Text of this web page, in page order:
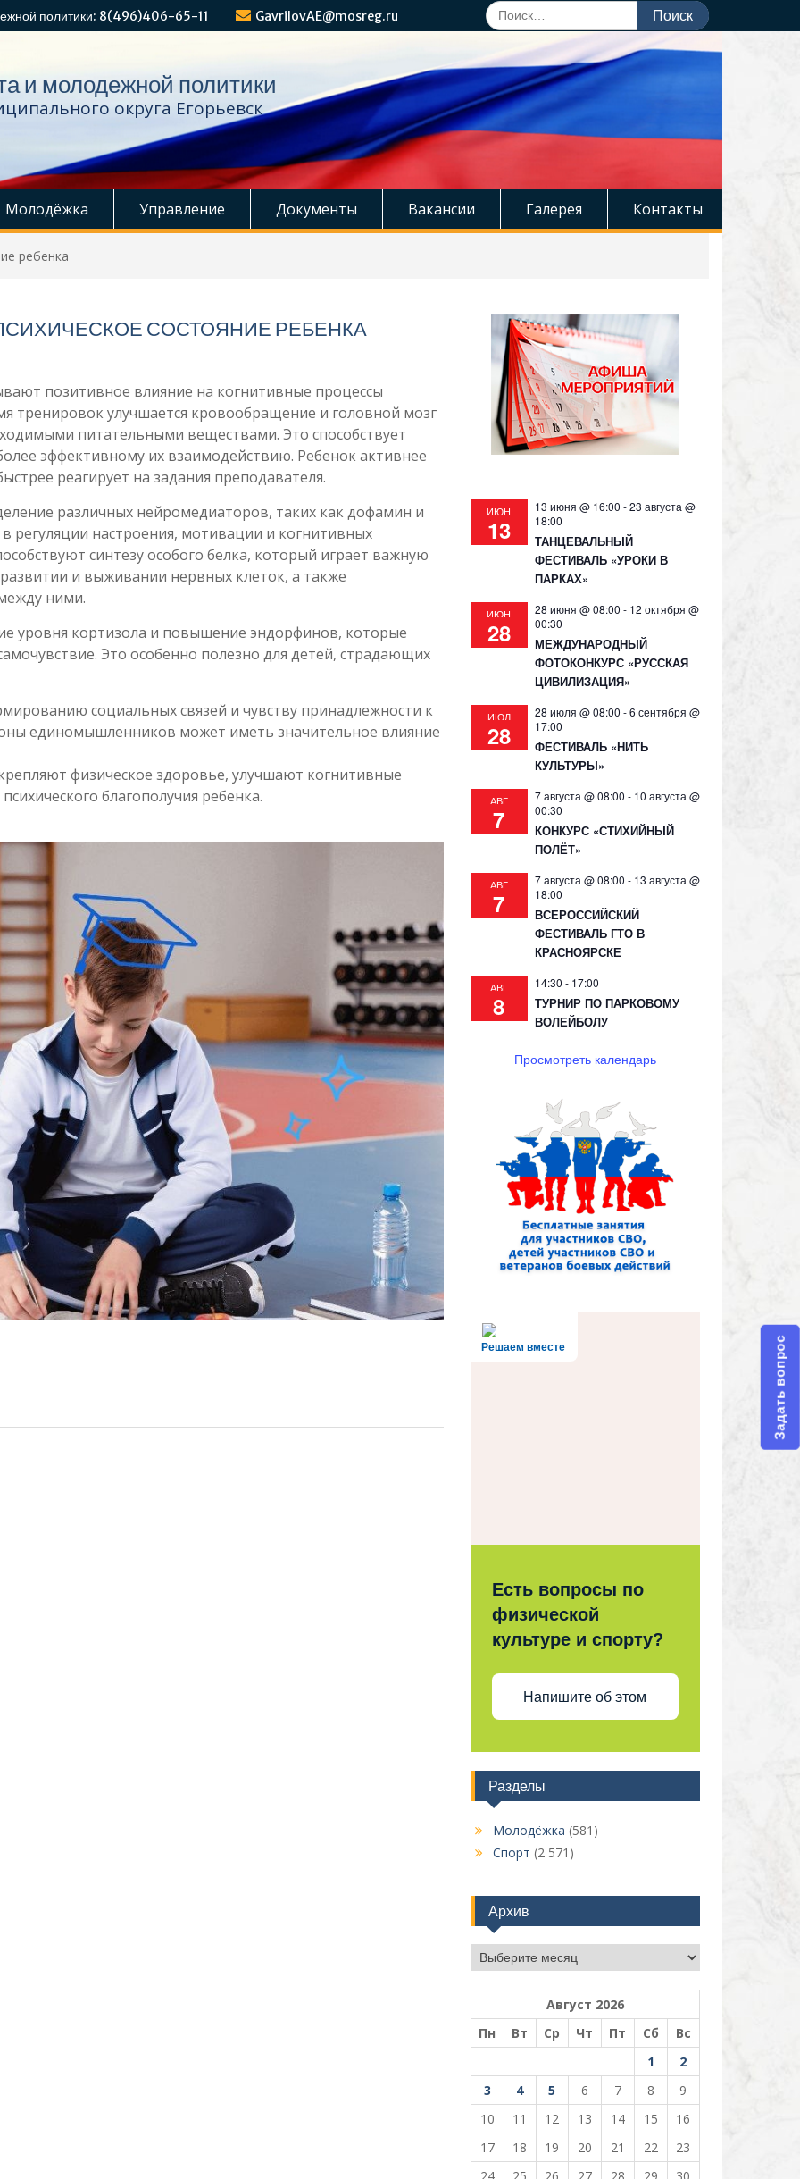
политики: 8(496)406-65-11 GavrilovAE@mosreg.ru
Поиск
по:
и молодежной политики
округа Егорьевск
Молодёжка Управление Документы Вакансии Галерея Контакты
ребенка
СОСТОЯНИЕ РЕБЕНКА
позитивное влияние на когнитивные процессы
улучшается кровообращение и головной мозг
питательными веществами. Это способствует
эффективному их взаимодействию. Ребенок активнее
реагирует на задания преподавателя.
различных нейромедиаторов, таких как дофамин и
настроения, мотивации и когнитивных
синтезу особого белка, который играет важную
и выживании нервных клеток, а также
ними.
уровня кортизола и повышение эндорфинов, которые
Это особенно полезно для детей, страдающих
социальных связей и чувству принадлежности к
единомышленников может иметь значительное влияние
физическое здоровье, улучшают когнитивные
благополучия ребенка.
ИЮН
13
13 июня @ 16:00 -23 августа @
18:00
ТАНЦЕВАЛЬНЫЙ
ФЕСТИВАЛЬ «УРОКИ В
ПАРКАХ»
ИЮН
28
28 июня @ 08:00 - 12 октября @
00:30
МЕЖДУНАРОДНЫЙ
ФОТОКОНКУРС «РУССКАЯ
ЦИВИЛИЗАЦИЯ»
ИЮЛ
28
28 июля @ 08:00 -6 сентября @
17:00
ФЕСТИВАЛЬ «НИТЬ
КУЛЬТУРЫ»
АВГ
7
7 августа @ 08:00 - 10 августа @
00:30
КОНКУРС «СТИХИЙНЫЙ
ПОЛЁТ»
АВГ
7
7 августа @ 08:00 - 13 августа @
18:00
ВСЕРОССИЙСКИЙ
ФЕСТИВАЛЬ ГТО В
КРАСНОЯРСКЕ
АВГ
8
14:30 - 17:00
ТУРНИР ПО ПАРКОВОМУ
ВОЛЕЙБОЛУ
Просмотреть календарь
Решаем вместе
Есть вопросы по
физической
культуре и спорту?
Напишите об этом
Разделы
Молодёжка (581)
Спорт (2 571)
Архив
Архив
Август 2026
Пн
Вт Ср Чт Пт Сб
Вс
1
2
3
4 5 6 7 8
9
10
11 12 13 14 15
16
17
18 19 20 21 22
23
Задать вопрос